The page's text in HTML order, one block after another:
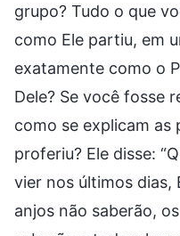
grupo? Tudo o que
como Ele partiu, em
exatamente como o
Dele? Se você fosse
como se explicam as
proferiu? Ele disse:
vier nos últimos dias,
anjos não saberão,